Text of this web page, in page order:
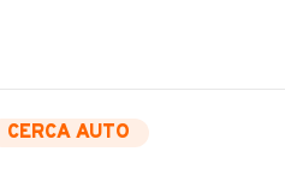
CERCA AUTO